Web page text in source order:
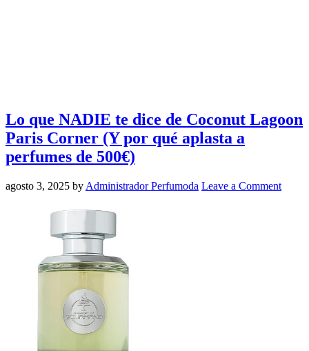
Lo que NADIE te dice de Coconut Lagoon
Paris Corner (Y por qué aplasta a
perfumes de 500€)
agosto 3, 2025 by Administrador Perfumoda Leave a Comment